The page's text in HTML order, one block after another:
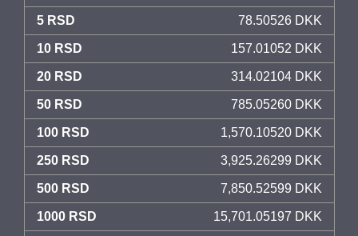
5 RSD 78.50526 DKK
10 RSD 157.01052 DKK
20 RSD 314.02104 DKK
50 RSD 785.05260 DKK
100 RSD 1,570.10520 DKK
250 RSD 3,925.26299 DKK
500 RSD 7,850.52599 DKK
1000 RSD 15,701.05197 DKK